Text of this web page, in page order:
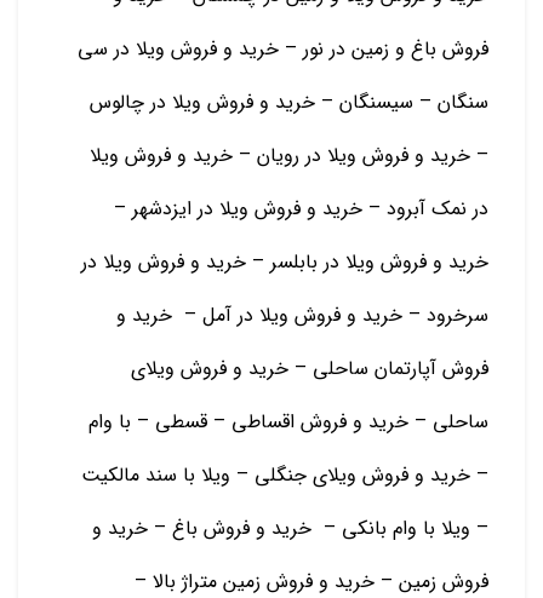
فروش باغ و زمین در نور – خرید و فروش ویلا در سی
سنگان – سیسنگان – خرید و فروش ویلا در چالوس
– خرید و فروش ویلا در رویان – خرید و فروش ویلا
در نمک آبرود – خرید و فروش ویلا در ایزدشهر –
خرید و فروش ویلا در بابلسر – خرید و فروش ویلا در
سرخرود – خرید و فروش ویلا در آمل – خرید و
فروش آپارتمان ساحلی – خرید و فروش ویلای
ساحلی – خرید و فروش اقساطی – قسطی – با وام
– خرید و فروش ویلای جنگلی – ویلا با سند مالکیت
– ویلا با وام بانکی – خرید و فروش باغ – خرید و
فروش زمین – خرید و فروش زمین متراژ بالا –